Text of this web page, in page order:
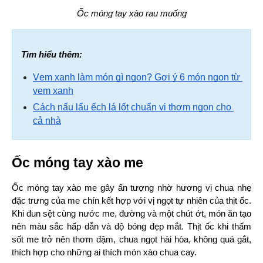
Ốc móng tay xào rau muống
Tìm hiểu thêm:
Vẹm xanh làm món gì ngon? Gợi ý 6 món ngon từ
vẹm xanh
Cách nấu lẩu ếch lá lốt chuẩn vị thơm ngon cho
cả nhà
Ốc móng tay xào me
Ốc móng tay xào me gây ấn tượng nhờ hương vị chua nhẹ
đặc trưng của me chín kết hợp với vị ngọt tự nhiên của thịt ốc.
Khi đun sệt cùng nước me, đường và một chút ớt, món ăn tạo
nên màu sắc hấp dẫn và độ bóng đẹp mắt. Thịt ốc khi thấm
sốt me trở nên thơm đậm, chua ngọt hài hòa, không quá gắt,
thích hợp cho những ai thích món xào chua cay.